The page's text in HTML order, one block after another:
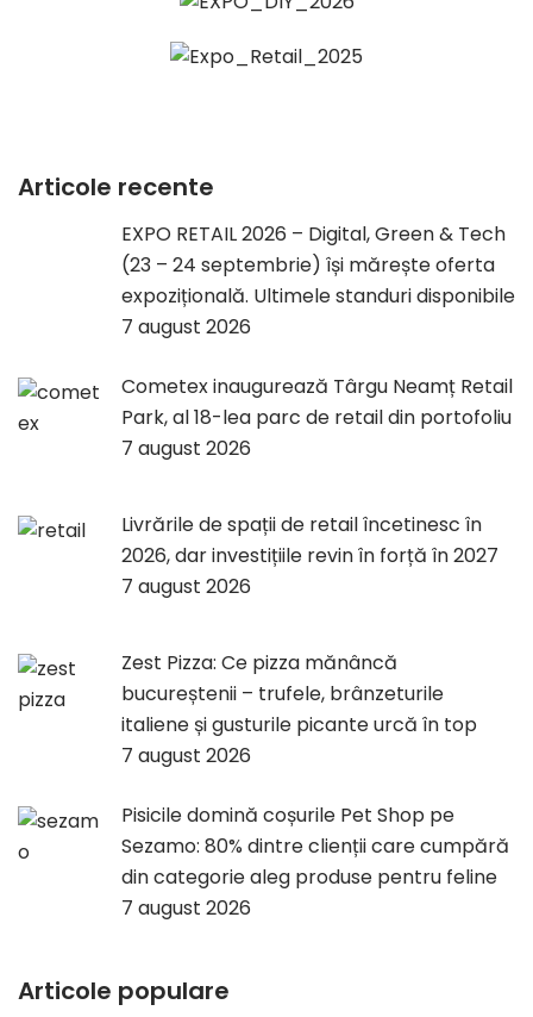
Articole recente
EXPO RETAIL 2026 – Digital, Green & Tech
(23 – 24 septembrie) își mărește oferta
expozițională. Ultimele standuri disponibile
7 august 2026
Cometex inaugurează Târgu Neamț Retail
Park, al 18-lea parc de retail din portofoliu
7 august 2026
Livrările de spații de retail încetinesc în
2026, dar investițiile revin în forță în 2027
7 august 2026
Zest Pizza: Ce pizza mănâncă
bucureștenii – trufele, brânzeturile
italiene și gusturile picante urcă în top
7 august 2026
Pisicile domină coșurile Pet Shop pe
Sezamo: 80% dintre clienții care cumpără
din categorie aleg produse pentru feline
7 august 2026
Articole populare